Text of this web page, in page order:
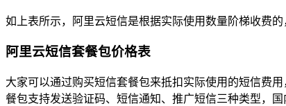
如上表所示，阿里云短信是根据实际使用数量阶梯收费
阿里云短信套餐包价格表
大家可以通过购买短信套餐包来抵扣实际使用的短信费
餐包支持发送验证码、短信通知、推广短信三种类型，